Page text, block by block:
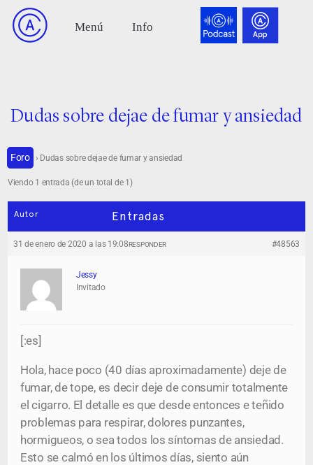
Dudas sobre dejae de fumar y ansiedad
Foro › Dudas sobre dejae de fumar y ansiedad
Viendo 1 entrada (de un total de 1)
Autor Entradas
31 de enero de 2020 a las 19:08 #48563
RESPONDER
Jessy
Invitado
[:es]
Hola, hace poco (40 días aproximadamente) deje de
fumar, de tope, es decir deje de consumir totalmente
el cigarro. El detalle es que desde entonces e teñido
problemas para respirar, dolores punzantes,
hormigueos, o sea todos los síntomas de ansiedad.
Esto se calmó en los últimos días, siento aún